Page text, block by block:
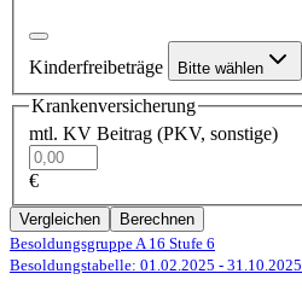
Kinderfreibeträge Bitte wählen
Krankenversicherung
mtl. KV Beitrag (PKV, sonstige)
€
Vergleichen
Berechnen
Besoldungsgruppe A 16 Stufe 6
Besoldungstabelle: 01.02.2025 - 31.10.2025